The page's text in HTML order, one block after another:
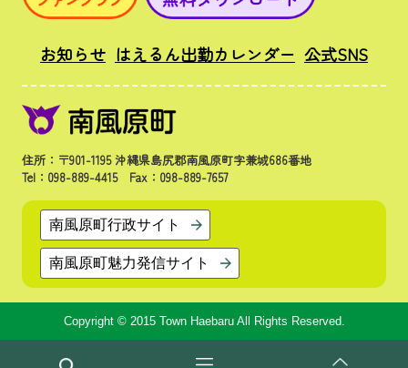
お知らせ はえるん出勤カレンダー 公式SNS
住所：〒901-1195 沖縄県島尻郡南風原町字兼城686番地
Tel：098-889-4415 Fax：098-889-7657
南風原町行政サイト
南風原町魅力発信サイト
Copyright © 2015 Town Haebaru All Rights Reserved.